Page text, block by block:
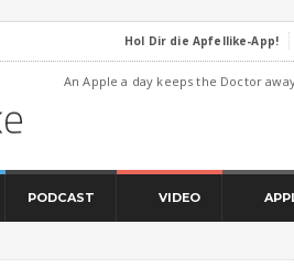
Hol Dir die Apfellike-App!
An Apple a day keeps the Doctor
PODCAST VIDEO